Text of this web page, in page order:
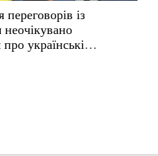
переговорів із
українські